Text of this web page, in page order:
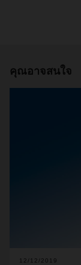
คุณอาจสนใจ
12/12/2019